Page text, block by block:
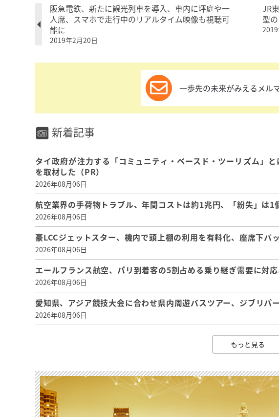
阪急電鉄、新たに観光列車を導入、車内に坪庭や一
人席、スマホで走行中のリアルタイム映像も視聴可
能に
2019年2月20日
JR
型
一歩先の未来がみえるメル
新着記事
タイ政府が注力する「コミュニティ・ベースド・ツーリズム」
を取材した（PR）
2026年08月06日
航空業界の手荷物トラブル、年間コストは約1兆円、「紛失」
2026年08月06日
豪LCCジェットスター、機内で頭上棚の利用を有料化、座席下バ
2026年08月06日
エールフランス航空、パリ到着客の5割占める乗り継ぎ需要に対
2026年08月06日
愛知県、アジア競技大会に合わせ県内周遊バスツアー、ジブリパ
2026年08月06日
もっと見る